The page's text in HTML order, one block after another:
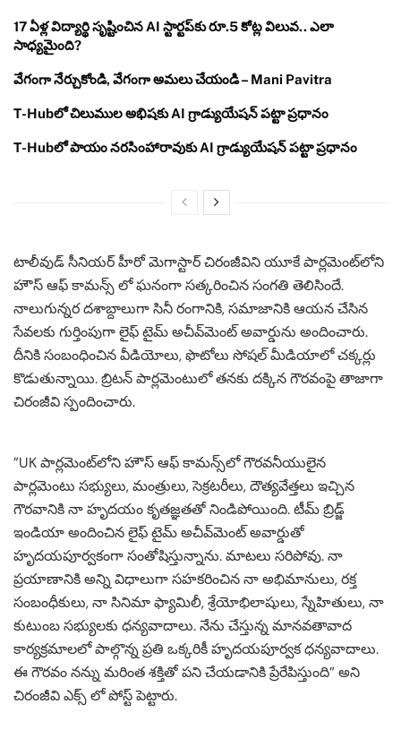
17 ఏళ్ల విద్యార్థి సృష్టించిన AI స్టార్టప్‌కు రూ.5 కోట్ల విలువ.. ఎలా
సాధ్యమైంది?
వేగంగా నేర్చుకోండి, వేగంగా అమలు చేయండి – Mani Pavitra
T-Hubలో చిలుముల అభిషకు AI గ్రాడ్యుయేషన్ పట్టా ప్రధానం
T-Hubలో పాయం నరసింహారావుకు AI గ్రాడ్యుయేషన్ పట్టా ప్రధానం
టాలీవుడ్ సీనియర్ హీరో మెగాస్టార్ చిరంజీవిని యూకే పార్లమెంట్‌లోని
హౌస్‌ ఆఫ్‌ కామన్స్‌ లో ఘనంగా సత్కరించిన సంగతి తెలిసిందే.
నాలుగున్నర దశాబ్దాలుగా సినీ రంగానికి, సమాజానికి ఆయన చేసిన
సేవలకు గుర్తింపుగా లైఫ్‌ టైమ్ అచీవ్‌మెంట్‌ అవార్డును అందించారు.
దీనికి సంబంధించిన వీడియోలు, ఫొటోలు సోషల్ మీడియాలో చక్కర్లు
కొడుతున్నాయి. బ్రిటన్‌ పార్లమెంటులో తనకు దక్కిన గౌరవంపై తాజాగా
చిరంజీవి స్పందించారు.
”UK పార్లమెంట్‌లోని హౌస్ ఆఫ్ కామన్స్‌లో గౌరవనీయులైన
పార్లమెంటు సభ్యులు, మంత్రులు, సెక్రటరీలు, దౌత్యవేత్తలు ఇచ్చిన
గౌరవానికి నా హృదయం కృతజ్ఞతతో నిండిపోయింది. టీమ్ బ్రిడ్జ్
ఇండియా అందించిన లైఫ్ టైమ్ అచీవ్‌మెంట్ అవార్డుతో
హృదయపూర్వకంగా సంతోషిస్తున్నాను. మాటలు సరిపోవు. నా
ప్రయాణానికి అన్ని విధాలుగా సహకరించిన నా అభిమానులు, రక్త
సంబంధీకులు, నా సినిమా ఫ్యామిలీ, శ్రేయోభిలాషులు, స్నేహితులు, నా
కుటుంబ సభ్యులకు ధన్యవాదాలు. నేను చేస్తున్న మానవతావాద
కార్యక్రమాలలో పాల్గొన్న ప్రతి ఒక్కరికీ హృదయపూర్వక ధన్యవాదాలు.
ఈ గౌరవం నన్ను మరింత శక్తితో పని చేయడానికి ప్రేరేపిస్తుంది” అని
చిరంజీవి ఎక్స్ లో పోస్ట్ పెట్టారు.